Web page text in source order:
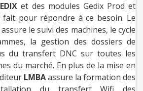
et des modules Gedix Prod et
fait pour répondre à ce besoin. Le
le suivi des machines, le cycle
la gestion des dossiers de
du transfert DNC sur toutes les
du marché. En plus de la mise en
LMBAassure la formation des